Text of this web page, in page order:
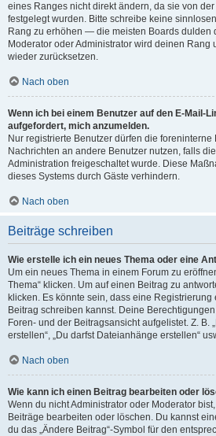
eines Ranges nicht direkt ändern, da sie von
festgelegt wurden. Bitte schreibe keine
Rang zu erhöhen — die meisten Boards dulden
Moderator oder Administrator wird deinen Rang
wieder zurücksetzen.
Nach oben
Wenn ich bei einem Benutzer auf den E-Mail-
aufgefordert, mich anzumelden.
Nur registrierte Benutzer dürfen die foreninterne
Nachrichten an andere Benutzer nutzen, falls
Administration freigeschaltet wurde. Diese
dieses Systems durch Gäste verhindern.
Nach oben
Beiträge schreiben
Wie erstelle ich ein neues Thema oder eine
Um ein neues Thema in einem Forum zu
Thema“ klicken. Um auf einen Beitrag zu
klicken. Es könnte sein, dass eine
Beitrag schreiben kannst. Deine
Foren- und der Beitragsansicht aufgelistet. Z. B.
erstellen“, „Du darfst Dateianhänge erstellen“
Nach oben
Wie kann ich einen Beitrag bearbeiten oder
Wenn du nicht Administrator oder Moderator
Beiträge bearbeiten oder löschen. Du kannst
du das „Ändere Beitrag“-Symbol für den